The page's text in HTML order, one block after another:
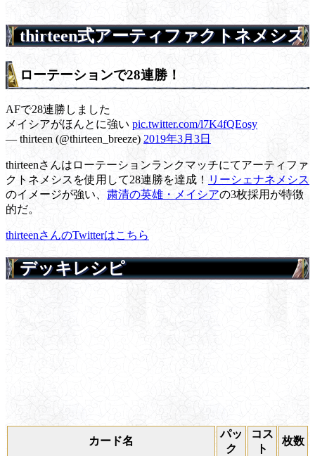
thirteen式アーティファクトネメシス
ローテーションで28連勝！
AFで28連勝しました
メイシアがほんとに強い pic.twitter.com/l7K4fQEosy
— thirteen (@thirteen_breeze) 2019年3月3日
thirteenさんはローテーションランクマッチにてアーティファ
クトネメシスを使用して28連勝を達成！ リーシェナネメシス
のイメージが強い、 粛清の英雄・メイシアの3枚採用が特徴
的だ。
thirteenさんのTwitterはこちら
デッキレシピ
カード名
パッ
ク
コス
ト
枚数